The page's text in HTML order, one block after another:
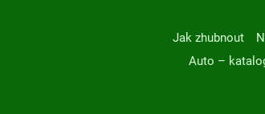
Jak zhubnout
Auto –